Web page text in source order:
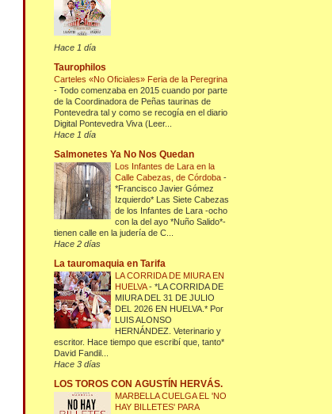
Hace 1 día
Taurophilos
Carteles «No Oficiales» Feria de la Peregrina
-Todo comenzaba en 2015 cuando por parte
de la Coordinadora de Peñas taurinas de
Pontevedra tal y como se recogía en el diario
Digital Pontevedra Viva (Leer...
Hace 1 día
Salmonetes Ya No Nos Quedan
Los Infantes de Lara en la
Calle Cabezas, de Córdoba-
*Francisco Javier Gómez
Izquierdo* Las Siete Cabezas
de los Infantes de Lara -ocho
con la del ayo *Nuño Salido*-
tienen calle en la judería de C...
Hace 2 días
La tauromaquia en Tarifa
LA CORRIDA DE MIURA EN
HUELVA-*LA CORRIDA DE
MIURA DEL 31 DE JULIO
DEL 2026 EN HUELVA.* Por
LUIS ALONSO
HERNÁNDEZ. Veterinario y
escritor. Hace tiempo que escribí que, tanto*
David Fandil...
Hace 3 días
LOS TOROS CON AGUSTÍN HERVÁS.
MARBELLA CUELGA EL 'NO
HAY BILLETES' PARA